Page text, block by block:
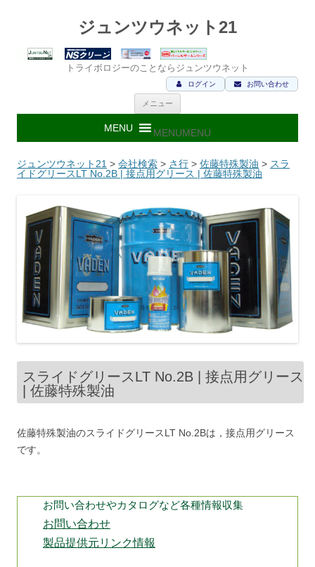
ジュンツウネット21
トライボロジーのことならジュンツウネット
お問い合わせ
ログイン
メニュー
ン
ツ
ス
キ
ッ
MENUMENU
ジュンツウネット21 > 会社検索 > さ行 > 佐藤特殊製油 > スラ
イドグリースLT No.2B | 接点用グリース | 佐藤特殊製油
スライドグリースLT No.2B | 接点用グリース
| 佐藤特殊製油
佐藤特殊製油のスライドグリースLT No.2Bは，接点用グリース
です。
お問い合わせやカタログなど各種情報収集
お問い合わせ
製品提供元リンク情報